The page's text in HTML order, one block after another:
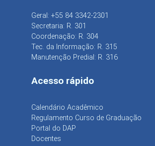
Geral: +55 84 3342-2301
Secretaria: R. 301
Coordenação: R. 304
Tec. da Informação: R. 315
Manutenção Predial: R. 316
Acesso rápido
Calendário Acadêmico
Regulamento Curso de Graduação
Portal do DAP
Docentes